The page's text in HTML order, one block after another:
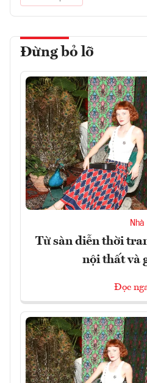
Đừng bỏ lỡ
Nhà
Từ sàn diễn thời
nội thất và
Đọc